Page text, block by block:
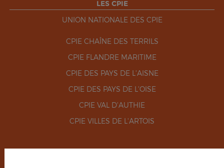
LES CPIE
UNION NATIONALE DES CPIE
CPIE CHAÎNE DES TERRILS
CPIE FLANDRE MARITIME
CPIE DES PAYS DE L'AISNE
CPIE DES PAYS DE L'OISE
CPIE VAL D'AUTHIE
CPIE VILLES DE L'ARTOIS